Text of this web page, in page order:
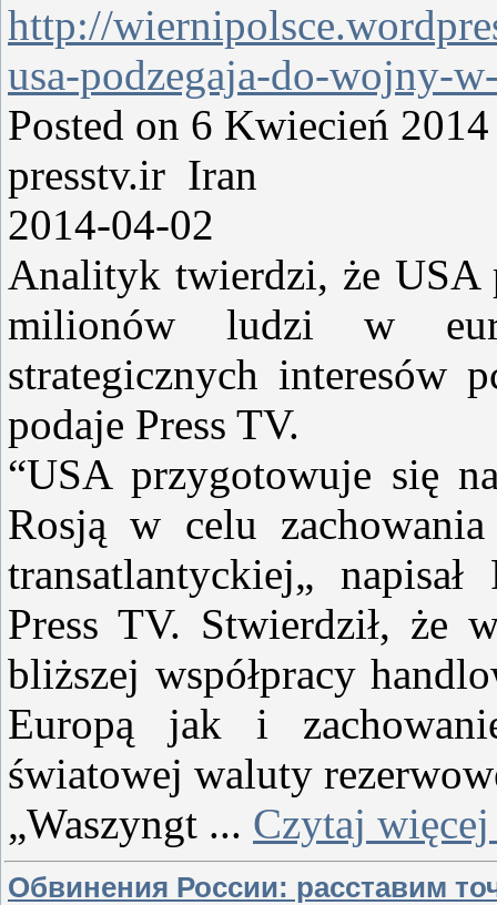
http://
usa-podzegaja-do-wojny-
Posted on 6 Kwiecień
presstv.ir Iran
2014-04-02
Analityk twierdzi, że USA
milionów ludzi w
strategicznych interesów
podaje Press TV.
“USA przygotowuje się
Rosją w celu
transatlantyckiej„
Press TV. Stwierdził, że
bliższej współpracy
Europą jak i
światowej waluty
„Waszyngt ... Czytaj
Обвинения России: расставим